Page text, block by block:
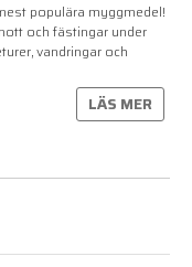
populära myggmedel!
och fästingar under
vandringar och
LÄS MER